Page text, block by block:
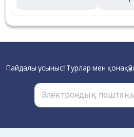
Пайдалы ұсыныс! Турлар мен